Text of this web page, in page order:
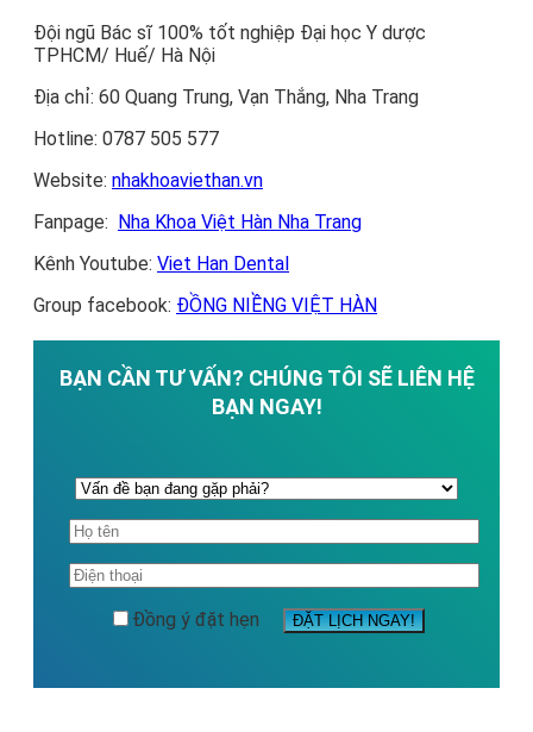
Đội ngũ Bác sĩ 100% tốt nghiệp Đại học Y dược
TPHCM/ Huế/ Hà Nội
Địa chỉ: 60 Quang Trung, Vạn Thắng, Nha Trang
Hotline: 0787 505 577
Website: nhakhoaviethan.vn
Fanpage:
Nha Khoa Việt Hàn Nha Trang
Kênh Youtube: Viet Han Dental
Group facebook: ĐỒNG NIỀNG VIỆT HÀN
BẠN CẦN TƯ VẤN? CHÚNG TÔI SẼ LIÊN HỆ
BẠN NGAY!
Đồng ý đặt hẹn